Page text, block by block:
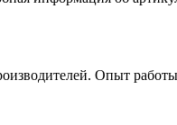
Опыт работы